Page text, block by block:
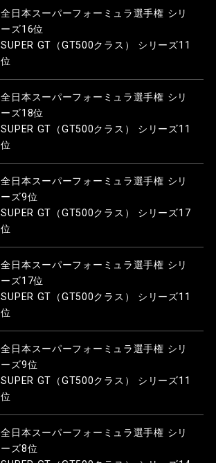
全日本スーパーフォーミュラ選手権 シリ
ーズ16位
SUPER GT（GT500クラス） シリーズ11
位
全日本スーパーフォーミュラ選手権 シリ
ーズ18位
SUPER GT（GT500クラス） シリーズ11
位
全日本スーパーフォーミュラ選手権 シリ
ーズ9位
SUPER GT（GT500クラス） シリーズ17
位
全日本スーパーフォーミュラ選手権 シリ
ーズ17位
SUPER GT（GT500クラス） シリーズ11
位
全日本スーパーフォーミュラ選手権 シリ
ーズ9位
SUPER GT（GT500クラス） シリーズ11
位
全日本スーパーフォーミュラ選手権 シリ
ーズ8位